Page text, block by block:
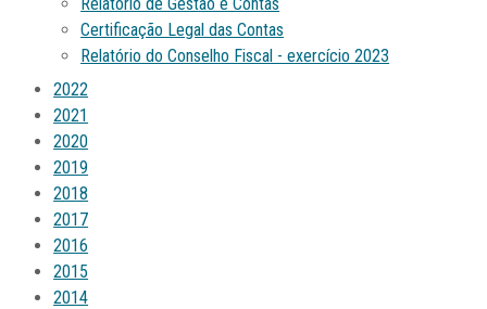
Certificação Legal das Contas
Relatório do Conselho Fiscal - exercício 2023
2022
2021
2020
2019
2018
2017
2016
2015
2014